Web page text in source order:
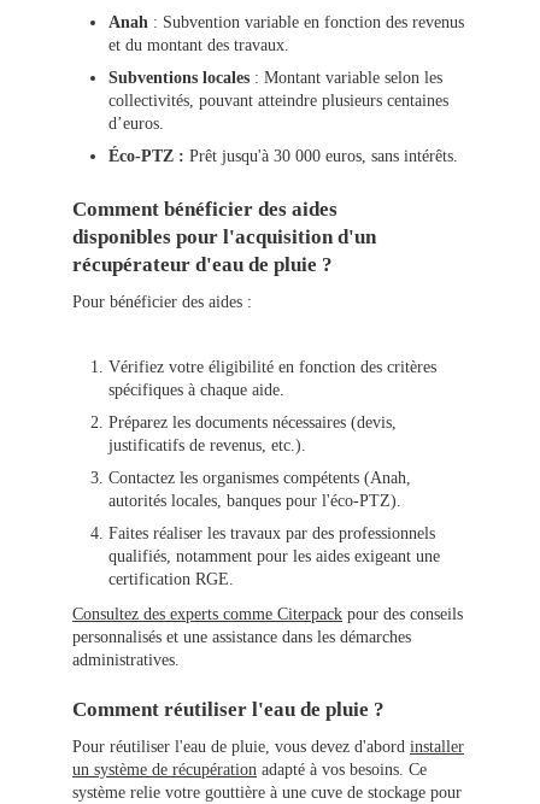
Anah : Subvention variable en fonction des revenus
et du montant des travaux.
Subventions locales : Montant variable selon les
collectivités, pouvant atteindre plusieurs centaines
d’euros.
Éco-PTZ : Prêt jusqu'à 30 000 euros, sans intérêts.
Comment bénéficier des aides
disponibles pour l'acquisition d'un
récupérateur d'eau de pluie ?
Pour bénéficier des aides :
Vérifiez votre éligibilité en fonction des critères
spécifiques à chaque aide.
Préparez les documents nécessaires (devis,
justificatifs de revenus, etc.).
Contactez les organismes compétents (Anah,
autorités locales, banques pour l'éco-PTZ).
Faites réaliser les travaux par des professionnels
qualifiés, notamment pour les aides exigeant une
certification RGE.
Consultez des experts comme Citerpack pour des conseils
personnalisés et une assistance dans les démarches
administratives.
Comment réutiliser l'eau de pluie ?
Pour réutiliser l'eau de pluie, vous devez d'abord installer
un système de récupération adapté à vos besoins. Ce
système relie votre gouttière à une cuve de stockage pour